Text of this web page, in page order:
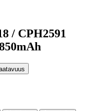
/ CPH2591